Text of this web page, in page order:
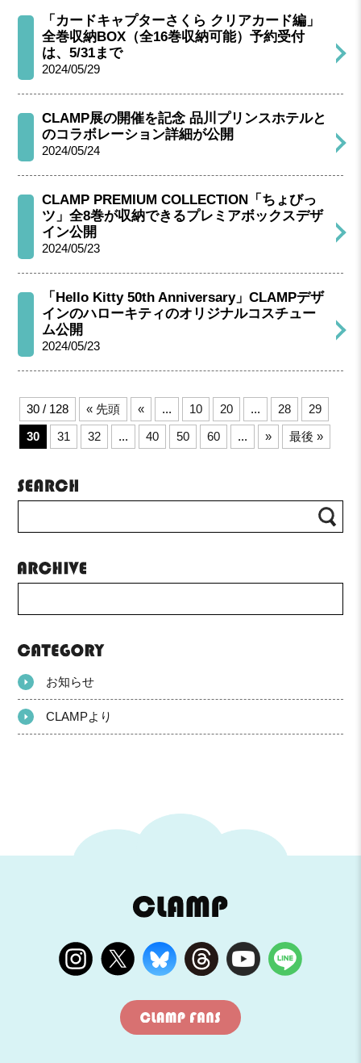
「カードキャプターさくら クリアカード編」
全巻収納BOX（全16巻収納可能）予約受付
は、5/31まで
2024/05/29
CLAMP展の開催を記念 品川プリンスホテルと
のコラボレーション詳細が公開
2024/05/24
CLAMP PREMIUM COLLECTION「ちょびっ
ツ」全8巻が収納できるプレミアボックスデザ
イン公開
2024/05/23
「Hello Kitty 50th Anniversary」CLAMPデザ
インのハローキティのオリジナルコスチュー
ム公開
2024/05/23
30 / 128 « 先頭 « ... 10 20 ... 28
29
30
31 32 ... 40 50 60 ... » 最後 »
お知らせ
CLAMPより